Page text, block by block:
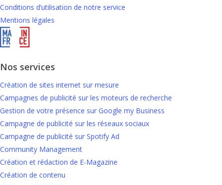
Conditions d’utilisation de notre service
Mentions légales
Nos services
Création de sites internet sur mesure
Campagnes de publicité sur les moteurs de recherche
Gestion de votre présence sur Google my Business
Campagne de publicité sur les réseaux sociaux
Campagne de publicité sur Spotify Ad
Community Management
Création et rédaction de E-Magazine
Création de contenu